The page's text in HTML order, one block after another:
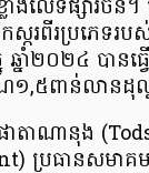
ងលើទីផ្សារចិន។
ករពីរប្រភេទរ
នាំ២០២៤ បានធ្វ
,៥ពាន់លានដុល្
តាណានុង
ប្រធានសមាគ